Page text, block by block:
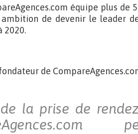
équipe plus de
de devenir le leader
2020.
de
la prise de